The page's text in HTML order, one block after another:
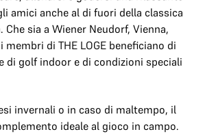
amici anche al di fuori della classica
sia a Wiener Neudorf, Vienna,
membri di THE LOGE beneficiano di
di golf indoor e di condizioni speciali
invernali o in caso di maltempo, il
ideale al gioco in campo.